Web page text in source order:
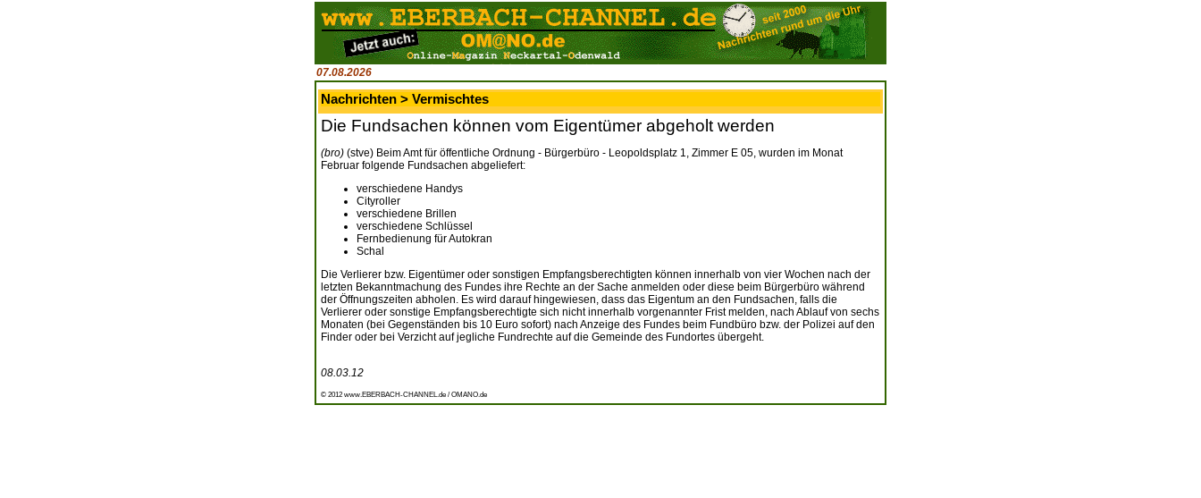
07.08.2026
Nachrichten > Vermischtes
Die Fundsachen können vom Eigentümer abgeholt werden
(bro) (stve) Beim Amt für öffentliche Ordnung - Bürgerbüro - Leopoldsplatz 1, Zimmer E 05, wurden im Monat
Februar folgende Fundsachen abgeliefert:
verschiedene Handys
Cityroller
verschiedene Brillen
verschiedene Schlüssel
Fernbedienung für Autokran
Schal
Die Verlierer bzw. Eigentümer oder sonstigen Empfangsberechtigten können innerhalb von vier Wochen nach der
letzten Bekanntmachung des Fundes ihre Rechte an der Sache anmelden oder diese beim Bürgerbüro während
der Öffnungszeiten abholen. Es wird darauf hingewiesen, dass das Eigentum an den Fundsachen, falls die
Verlierer oder sonstige Empfangsberechtigte sich nicht innerhalb vorgenannter Frist melden, nach Ablauf von sechs
Monaten (bei Gegenständen bis 10 Euro sofort) nach Anzeige des Fundes beim Fundbüro bzw. der Polizei auf den
Finder oder bei Verzicht auf jegliche Fundrechte auf die Gemeinde des Fundortes übergeht.
08.03.12
© 2012 www.EBERBACH-CHANNEL.de / OMANO.de